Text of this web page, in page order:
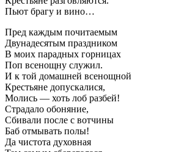
Пьют брагу и вино…
Пред каждым почитаемым
Двунадесятым праздником
В моих парадных горницах
Поп всенощну служил.
И к той домашней всенощной
Крестьяне допускалися,
Молись — хоть лоб разбей!
Страдало обоняние,
Сбивали после с вотчины
Баб отмывать полы!
Да чистота духовная